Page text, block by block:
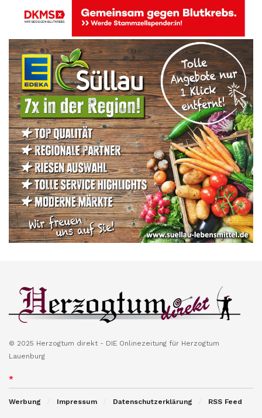
© 2025 Herzogtum direkt - DIE Onlinezeitung für Herzogtum
Lauenburg
*
Werbung Impressum Datenschutzerklärung RSS Feed